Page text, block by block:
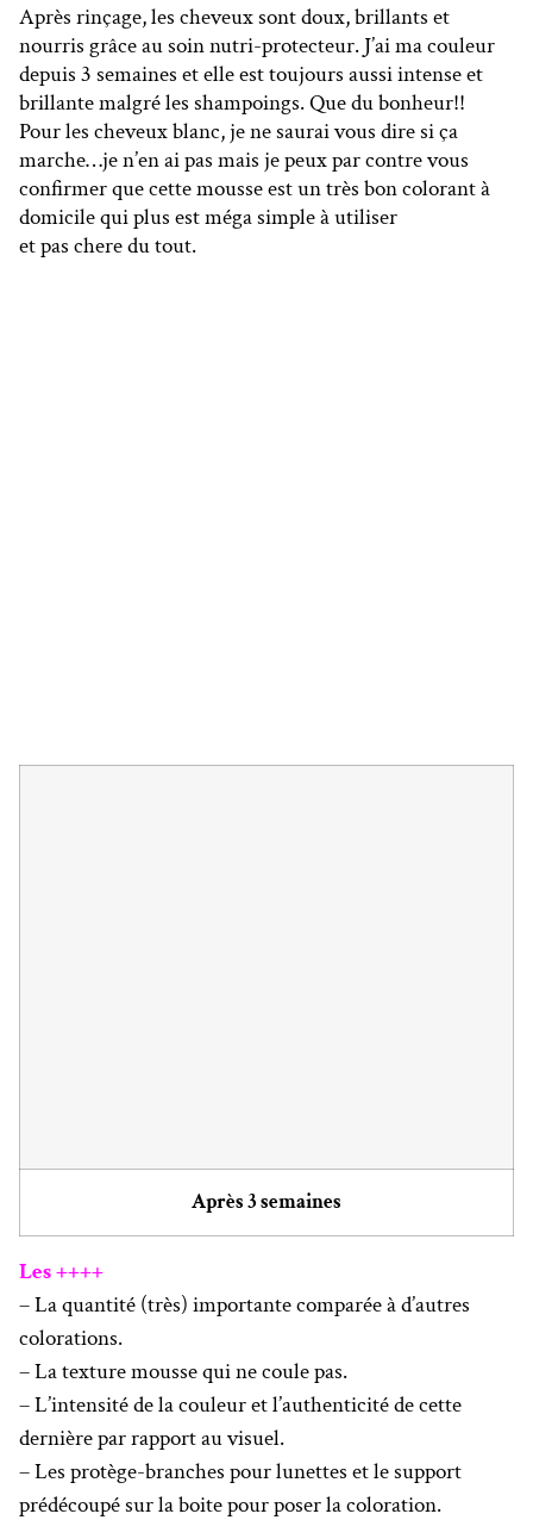
Après rinçage, les cheveux sont doux, brillants et
nourris grâce au soin nutri-protecteur. J’ai ma couleur
depuis 3 semaines et elle est toujours aussi intense et
brillante malgré les shampoings. Que du bonheur!!
Pour les cheveux blanc, je ne saurai vous dire si ça
marche…je n’en ai pas mais je peux par contre vous
confirmer que cette mousse est un très bon colorant à
domicile qui plus est méga simple à utiliser
et pas chere du tout.
Après 3 semaines
Les ++++
– La quantité (très) importante comparée à d’autres
colorations.
– La texture mousse qui ne coule pas.
– L’intensité de la couleur et l’authenticité de cette
dernière par rapport au visuel.
– Les protège-branches pour lunettes et le support
prédécoupé sur la boite pour poser la coloration.